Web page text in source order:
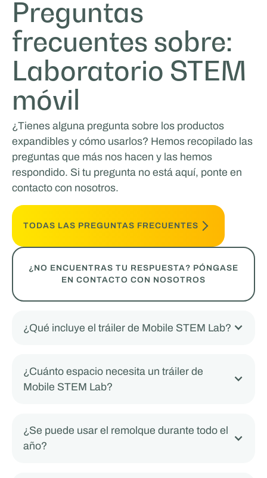
Preguntas
frecuentes sobre:
Laboratorio STEM
móvil
¿Tienes alguna pregunta sobre los productos
expandibles y cómo usarlos? Hemos recopilado las
preguntas que más nos hacen y las hemos
respondido. Si tu pregunta no está aquí, ponte en
contacto con nosotros.
TODAS LAS PREGUNTAS FRECUENTES
¿NO ENCUENTRAS TU RESPUESTA? PÓNGASE
EN CONTACTO CON NOSOTROS
¿Qué incluye el tráiler de Mobile STEM Lab?
¿Cuánto espacio necesita un tráiler de
Mobile STEM Lab?
¿Se puede usar el remolque durante todo el
año?